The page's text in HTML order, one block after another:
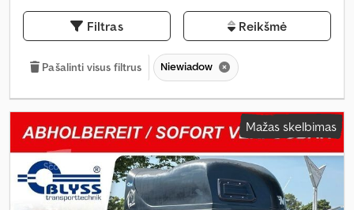
Filtras Reikšmė
Pašalinti visus filtrus Niewiadow
Mažas skelbimas